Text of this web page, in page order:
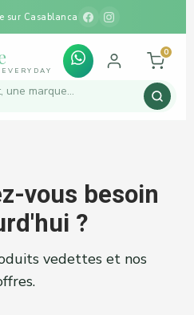
sur Casablanca
0
vous besoin
?
vedettes et nos